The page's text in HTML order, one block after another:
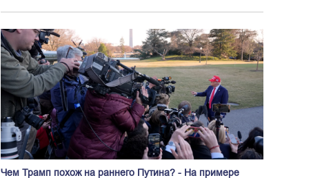
Чем Трамп похож на раннего Путина? - На примере